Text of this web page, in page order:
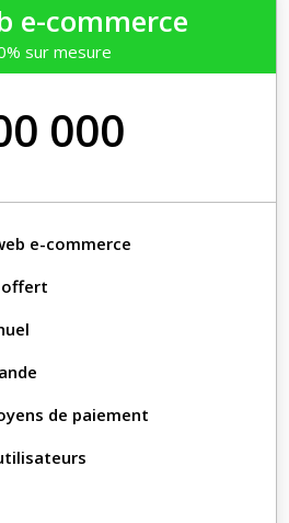
e-commerce
sur mesure
000
e-commerce
offert
de paiement